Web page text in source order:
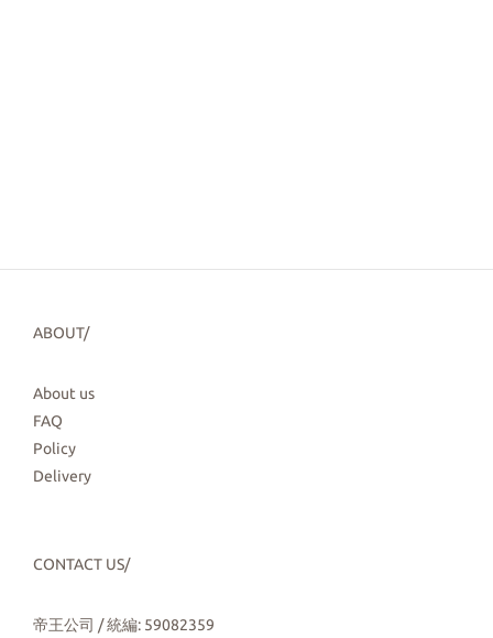
ABOUT/
About us
FAQ
Policy
Delivery
CONTACT US/
帝王公司 / 統編: 59082359